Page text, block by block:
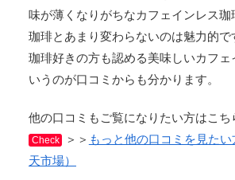
味が薄くなりがちなカフェインレス
珈琲とあまり変わらないのは魅力的
珈琲好きの方も認める美味しいカフェ
いうのが口コミからも分かります。
他の口コミもご覧になりたい方はこ
Check ＞＞ もっと他の口コミを見た
天市場）